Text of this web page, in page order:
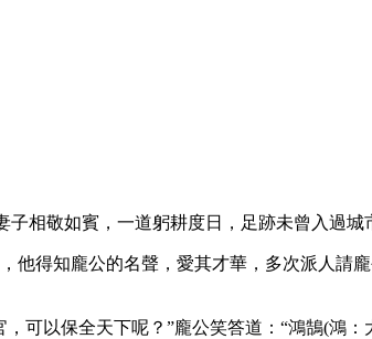
相敬如賓，一道躬耕度日，足跡未曾入過城
得知龐公的名聲，愛其才華，多次派人請
可以保全天下呢？”龐公笑答道：“鴻鵠(鴻